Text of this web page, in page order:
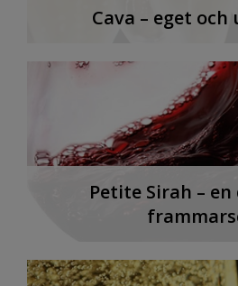
Cava – eget
Petite Sirah –